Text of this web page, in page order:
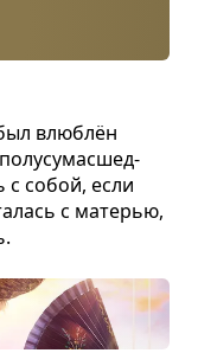
влю­блён
собой, если
с мате­рью,